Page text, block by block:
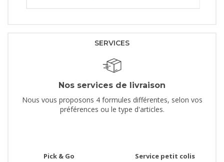
SERVICES
Nos services de livraison
Nous vous proposons 4 formules différentes, selon vos
préférences ou le type d'articles.
Pick & Go Service petit colis